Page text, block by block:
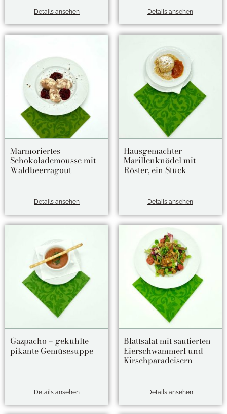
Details ansehen Details ansehen
Marmoriertes
Schokolademousse mit
Waldbeerragout
Details ansehen
Hausgemachter
Marillenknödel mit
Röster, ein Stück
Details ansehen
Gazpacho – gekühlte
pikante Gemüsesuppe
Details ansehen
Blattsalat mit sautierten
Eierschwammerl und
Kirschparadeisern
Details ansehen